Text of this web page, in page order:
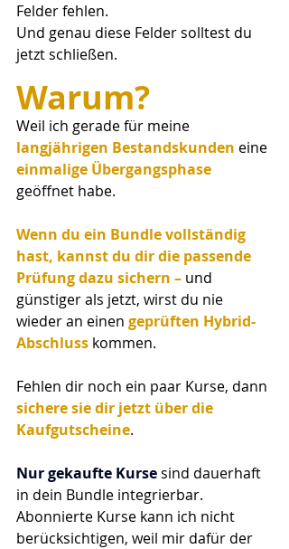
Felder fehlen.
Und genau diese Felder solltest du
jetzt schließen.
Warum?
Weil ich gerade für meine
langjährigen Bestandskunden eine
einmalige Übergangsphase
geöffnet habe.
Wenn du ein Bundle vollständig
hast, kannst du dir die passende
Prüfung dazu sichern – und
günstiger als jetzt, wirst du nie
wieder an einen geprüften Hybrid-
Abschluss kommen.
Fehlen dir noch ein paar Kurse, dann
sichere sie dir jetzt über die
Kaufgutscheine.
Nur gekaufte Kurse sind dauerhaft
in dein Bundle integrierbar.
Abonnierte Kurse kann ich nicht
berücksichtigen, weil mir dafür der